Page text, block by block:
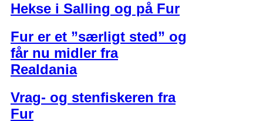
Hekse i Salling og på Fur
Fur er et ”særligt sted” og
får nu midler fra
Realdania
Vrag- og stenfiskeren fra
Fur